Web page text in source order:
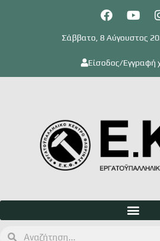
Σάββατο, 8 Αύγουστος
Είσοδος/Εγγραφή